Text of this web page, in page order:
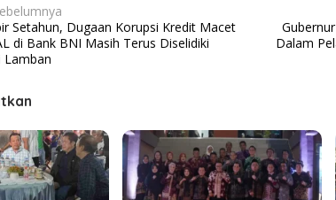
Setahun, Dugaan Korupsi Kredit Macet
di Bank BNI Masih Terus Diselidiki
Lamban
Dalam